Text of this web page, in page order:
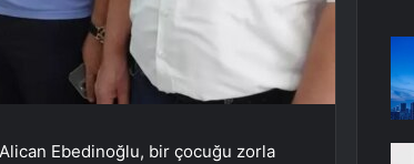
Alican Ebedinoğlu, bir çocuğu zorla